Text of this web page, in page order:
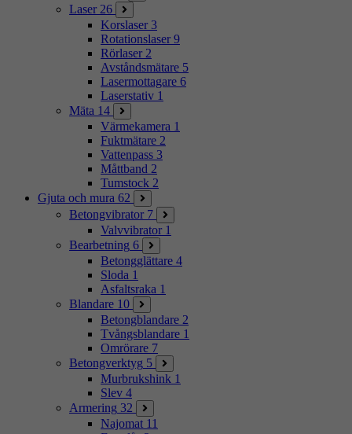
Laser 26
Korslaser 3
Rotationslaser 9
Rörlaser 2
Avståndsmätare 5
Lasermottagare 6
Laserstativ 1
Mäta 14
Värmekamera 1
Fuktmätare 2
Vattenpass 3
Måttband 2
Tumstock 2
Gjuta och mura 62
Betongvibrator 7
Valvvibrator 1
Bearbetning 6
Betongglättare 4
Sloda 1
Asfaltsraka 1
Blandare 10
Betongblandare 2
Tvångsblandare 1
Omrörare 7
Betongverktyg 5
Murbrukshink 1
Slev 4
Armering 32
Najomat 11